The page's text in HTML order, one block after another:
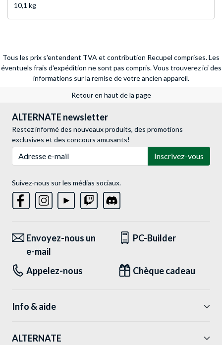
10,1 kg
Tous les prix s'entendent TVA et contribution Recupel comprises. Les
éventuels frais d'expédition ne sont pas compris. Vous trouverez ici des
informations sur la remise de votre ancien appareil.
Retour en haut de la page
ALTERNATE newsletter
Restez informé des nouveaux produits, des promotions
exclusives et des concours amusants!
Inscrivez-vous
Suivez-nous sur les médias sociaux.
Envoyez-nous un
e-mail
PC-Builder
Appelez-nous Chèque cadeau
Info & aide
ALTERNATE